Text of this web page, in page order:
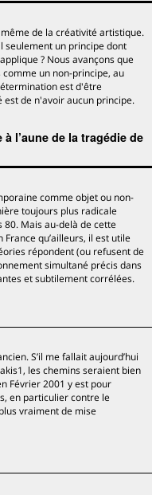
de la créativité artistique.
seulement un principe dont
? Nous avançons que
un non-principe, au
est d'être
de n'avoir aucun principe.
l’aune de la tragédie de
comme objet ou non-
toujours plus radicale
Mais au-delà de cette
qu’ailleurs, il est utile
répondent (ou refusent de
simultané précis dans
et subtilement corrélées.
S’il me fallait aujourd’hui
les chemins seraient bien
Février 2001 y est pour
en particulier contre le
vraiment de mise